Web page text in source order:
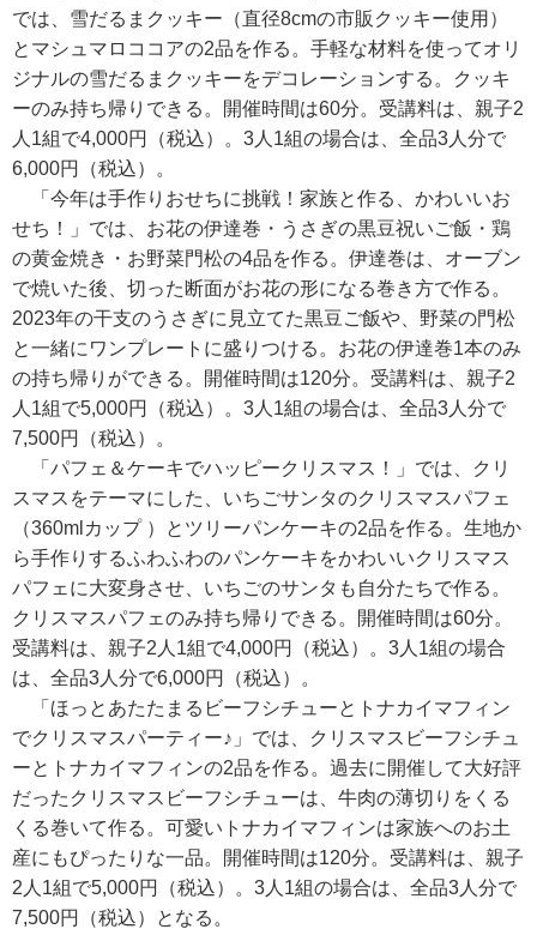
では、雪だるまクッキー（直径8cmの市販クッキー使用）
とマシュマロココアの2品を作る。手軽な材料を使ってオリ
ジナルの雪だるまクッキーをデコレーションする。クッキ
ーのみ持ち帰りできる。開催時間は60分。受講料は、親子2
人1組で4,000円（税込）。3人1組の場合は、全品3人分で
6,000円（税込）。
「今年は手作りおせちに挑戦！家族と作る、かわいいお
せち！」では、お花の伊達巻・うさぎの黒豆祝いご飯・鶏
の黄金焼き・お野菜門松の4品を作る。伊達巻は、オーブン
で焼いた後、切った断面がお花の形になる巻き方で作る。
2023年の干支のうさぎに見立てた黒豆ご飯や、野菜の門松
と一緒にワンプレートに盛りつける。お花の伊達巻1本のみ
の持ち帰りができる。開催時間は120分。受講料は、親子2
人1組で5,000円（税込）。3人1組の場合は、全品3人分で
7,500円（税込）。
「パフェ＆ケーキでハッピークリスマス！」では、クリ
スマスをテーマにした、いちごサンタのクリスマスパフェ
（360mlカップ ）とツリーパンケーキの2品を作る。生地か
ら手作りするふわふわのパンケーキをかわいいクリスマス
パフェに大変身させ、いちごのサンタも自分たちで作る。
クリスマスパフェのみ持ち帰りできる。開催時間は60分。
受講料は、親子2人1組で4,000円（税込）。3人1組の場合
は、全品3人分で6,000円（税込）。
「ほっとあたたまるビーフシチューとトナカイマフィン
でクリスマスパーティー♪」では、クリスマスビーフシチュ
ーとトナカイマフィンの2品を作る。過去に開催して大好評
だったクリスマスビーフシチューは、牛肉の薄切りをくる
くる巻いて作る。可愛いトナカイマフィンは家族へのお土
産にもぴったりな一品。開催時間は120分。受講料は、親子
2人1組で5,000円（税込）。3人1組の場合は、全品3人分で
7,500円（税込）となる。